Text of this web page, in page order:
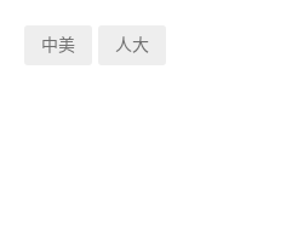
中美 人大